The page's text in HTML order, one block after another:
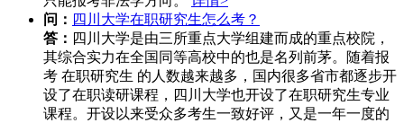
问： 四川大学在职研究生怎么考？
答： 四川大学是由三所重点大学组建而成的重点校院，
其综合实力在全国同等高校中的也是名列前茅。随着报
考 在职研究生 的人数越来越多，国内很多省市都逐步开
设了在职读研课程，四川大学也开设了在职研究生专业
课程。开设以来受众多考生一致好评，又是一年一度的